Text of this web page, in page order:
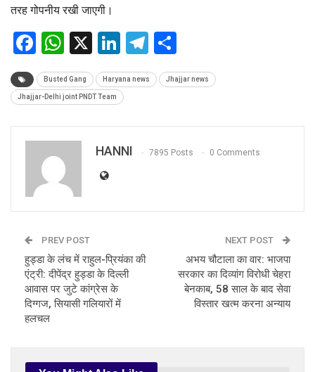
तरह गोपनीय रखी जाएगी।
Facebook
WhatsApp
X LinkedIn
Telegram
Busted Gang Haryana news Jhajjar news
Jhajjar-Delhi joint PNDT Team
HANNI 7895 Posts 0 Comments
PREV POST
हुड्डा के लंच में राहुल-प्रियंका की
एंट्री: दीपेंद्र हुड्डा के दिल्ली
आवास पर जुटे कांग्रेस के
दिग्गज, सियासी गलियारों में
हलचल
NEXT POST
अभय चौटाला का वार: भाजपा
सरकार का दिव्यांग विरोधी चेहरा
बेनकाब, 58 साल के बाद सेवा
विस्तार खत्म करना अन्याय